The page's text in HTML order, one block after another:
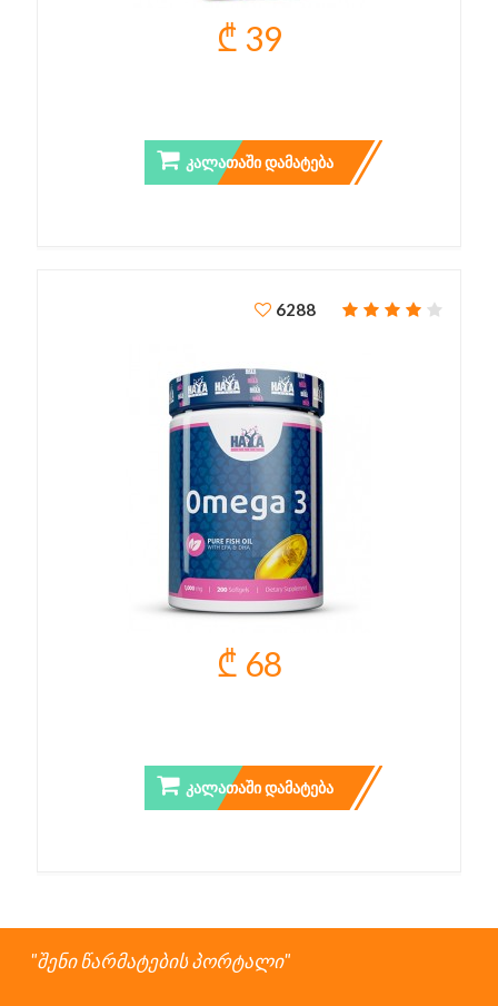
₾ 39
ᲙᲐᲚᲐᲗᲐᲨᲘ ᲓᲐᲛᲐᲢᲔᲑᲐ
6288
₾ 68
ᲙᲐᲚᲐᲗᲐᲨᲘ ᲓᲐᲛᲐᲢᲔᲑᲐ
შენი წარმატების პორტალი